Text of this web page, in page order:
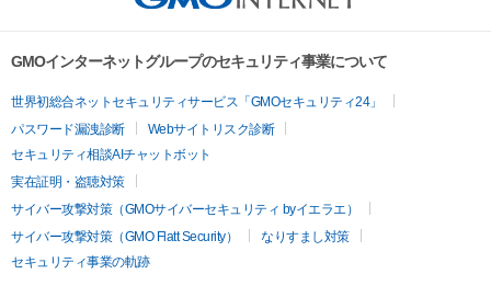
GMOインターネットグループのセキュリティ事業について
世界初総合ネットセキュリティサービス「GMOセキュリティ24」
パスワード漏洩診断
Webサイトリスク診断
セキュリティ相談AIチャットボット
実在証明・盗聴対策
サイバー攻撃対策（GMOサイバーセキュリティ byイエラエ）
サイバー攻撃対策（GMO Flatt Security）
なりすまし対策
セキュリティ事業の軌跡